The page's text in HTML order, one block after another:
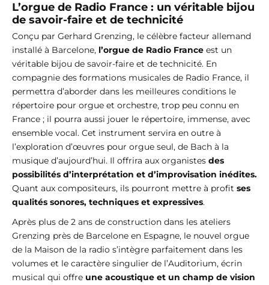
L’orgue de Radio France : un véritable bijou
de savoir-faire et de technicité
Conçu par Gerhard Grenzing, le célèbre facteur allemand
installé à Barcelone, l’orgue de Radio France est un
véritable bijou de savoir-faire et de technicité. En
compagnie des formations musicales de Radio France, il
permettra d’aborder dans les meilleures conditions le
répertoire pour orgue et orchestre, trop peu connu en
France ; il pourra aussi jouer le répertoire, immense, avec
ensemble vocal. Cet instrument servira en outre à
l’exploration d’œuvres pour orgue seul, de Bach à la
musique d’aujourd’hui. Il offrira aux organistes des
possibilités d’interprétation et d’improvisation inédites.
Quant aux compositeurs, ils pourront mettre à profit ses
qualités sonores, techniques et expressives.
Après plus de 2 ans de construction dans les ateliers
Grenzing près de Barcelone en Espagne, le nouvel orgue
de la Maison de la radio s’intègre parfaitement dans les
volumes et le caractère singulier de l’Auditorium, écrin
musical qui offre une acoustique et un champ de vision